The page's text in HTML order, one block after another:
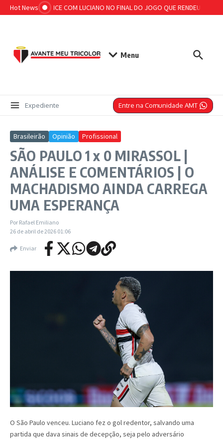
Ir para o conteúdo
Hot News
VEJA O LANCE COM LUCIANO NO FINAL DO JOGO QUE RENDEU
Menu
Expediente Entre na Comunidade AMT
Brasileirão Opinião Profissional
SÃO PAULO 1 x 0 MIRASSOL |
ANÁLISE E COMENTÁRIOS | O
MACHADISMO AINDA CARREGA
UMA ESPERANÇA
Por Rafael Emiliano
26 de abril de 2026 01:06
Enviar
O São Paulo venceu. Luciano fez o gol redentor, salvando uma
partida que dava sinais de decepção, seja pelo adversário